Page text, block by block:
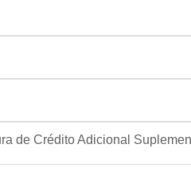
de Crédito Adicional